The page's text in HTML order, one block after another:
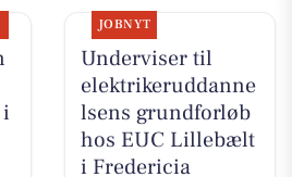
JOBNYT
Underviser til
elektrikeruddanne
lsens grundforløb
hos EUC Lillebælt
i Fredericia